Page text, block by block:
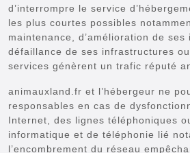
d’interrompre le service
les plus courtes possibles
maintenance, d’amélioration de
défaillance de ses infrastructures
services génèrent un trafic réputé
animauxland.fr et l’hébergeur ne
responsables en cas de
Internet, des lignes téléphoniques
informatique et de téléphonie lié
l’encombrement du réseau